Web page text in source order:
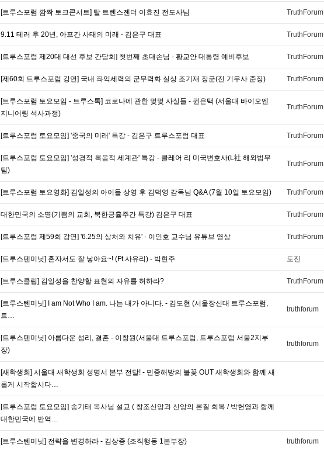
[트루스포럼 깜짝 토크콘서트] 탈 트렌스젠더 이효진 전도사님 TruthForum
9.11 테러 후 20년, 아프간 사태의 미래 - 김은구 대표 TruthForum
[트루스포럼 제20대 대선 후보 간담회] 첫번째 초대손님 - 황교안 대통령 예비후보 TruthForum
[제60회 트루스포럼 강연] 국내 좌익세력의 군무력화 실상 조기재 장군(전 기무사 준장) TruthForum
[트루스포럼 토요모임 - 트루스톡] 코로나에 관한 몇몇 사실들 - 권은택 (서울대 바이오엔
지니어링 석사과정)
TruthForum
[트루스포럼 토요모임] '중국의 미래' 특강 - 김은구 트루스포럼 대표 TruthForum
[트루스포럼 토요모임] '성경적 복음적 세계관' 특강 - 클레어 리 미국변호사(L社 해외법무
팀)
TruthForum
[트루스포럼 토요영화] 김일성의 아이들 상영 후 김덕영 감독님 Q&A (7월 10일 토요모임) TruthForum
대한민국의 소명(기쁨의 교회, 북한긍휼주간 특강) 김은구 대표 TruthForum
[트루스포럼 제59회 강연] '6.25의 상처와 치유' - 이인호 교수님 유튜브 영상 TruthForum
[트루스텐미닛] 혼자서도 잘 낳아요~! (Ft.사유리) - 박현주 도전
[트루스클립] 김일성을 찬양할 표현의 자유를 허하라? TruthForum
[트루스텐미닛] I am Not Who I am. 나는 내가 아니다. - 김도현 (서울장신대 트루스포럼,
트…
truthforum
[트루스텐미닛] 아름다운 섭리, 결혼 - 이창원(서울대 트루스포럼, 트루스포럼 서울2지부
장)
truthforum
[새학생회] 서울대 새학생회 성명서 본부 전달! - 민중해방의 불꽃 OUT 새학생회와 함께 새
롭게 시작합시다…
[트루스포럼 토요모임] 송기태 목사님 설교 ( 창조신앙과 신앙의 본질 회복 / 박헌영과 함께
대한민국에 반역…
[트루스텐미닛] 전략을 변경하라 - 김상종 (조직행동 1본부장) truthforum